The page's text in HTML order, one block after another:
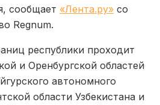
сообщает «Лента.ру» со
Regnum.
республики проходит
и Оренбургской областей
автономного
области Узбекистана и